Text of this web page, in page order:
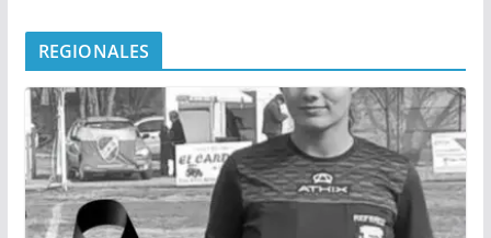
REGIONALES